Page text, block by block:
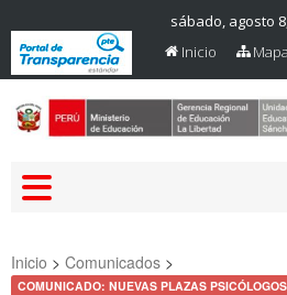
sábado, agosto
Inicio
Inicio > Comunicados >
COMUNICADO: NUEVAS PLAZAS